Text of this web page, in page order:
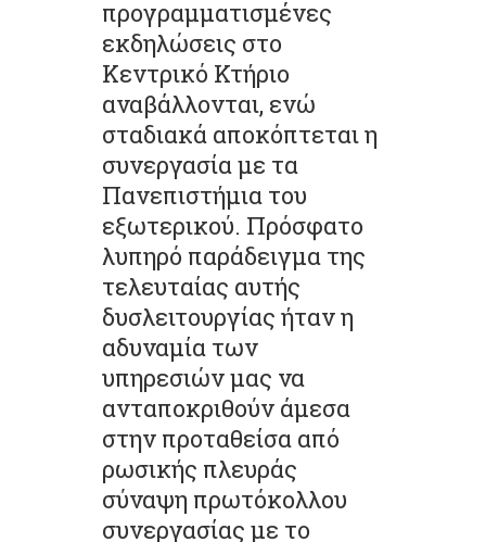
προγραμματισμένες
εκδηλώσεις στο
Κεντρικό Κτήριο
αναβάλλονται, ενώ
σταδιακά αποκόπτεται η
συνεργασία με τα
Πανεπιστήμια του
εξωτερικού. Πρόσφατο
λυπηρό παράδειγμα της
τελευταίας αυτής
δυσλειτουργίας ήταν η
αδυναμία των
υπηρεσιών μας να
ανταποκριθούν άμεσα
στην προταθείσα από
ρωσικής πλευράς
σύναψη πρωτόκολλου
συνεργασίας με το